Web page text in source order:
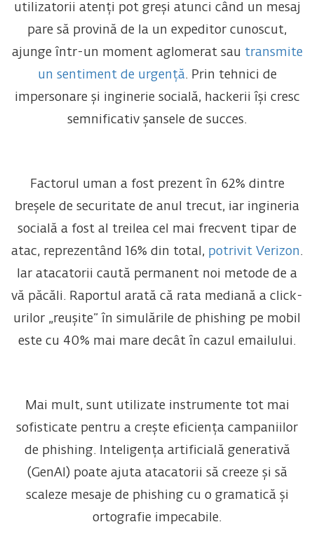
utilizatorii atenți pot greși atunci când un mesaj
pare să provină de la un expeditor cunoscut,
ajunge într-un moment aglomerat sau transmite
un sentiment de urgență. Prin tehnici de
impersonare și inginerie socială, hackerii își cresc
semnificativ șansele de succes.
Factorul uman a fost prezent în 62% dintre
breșele de securitate de anul trecut, iar ingineria
socială a fost al treilea cel mai frecvent tipar de
atac, reprezentând 16% din total, potrivit Verizon.
Iar atacatorii caută permanent noi metode de a
vă păcăli. Raportul arată că rata mediană a click-
urilor „reușite” în simulările de phishing pe mobil
este cu 40% mai mare decât în cazul emailului.
Mai mult, sunt utilizate instrumente tot mai
sofisticate pentru a crește eficiența campaniilor
de phishing. Inteligența artificială generativă
(GenAI) poate ajuta atacatorii să creeze și să
scaleze mesaje de phishing cu o gramatică și
ortografie impecabile.